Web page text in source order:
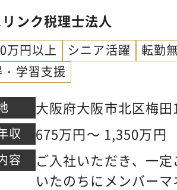
入力作業や記帳業務
ざいますが、ほとん
しております。事務
約半数が医療系とな
中で「一般事業部」
分かれておりますが
と采配で決定します
ばお申し付けください
ンク税理士法人
万円以上 シニア活躍
転勤
学習支援
大阪府大阪市北区梅
ルディング15階
収 675万円～ 1,350万円
容
ご入社いただき、一
いたのちにメンバー